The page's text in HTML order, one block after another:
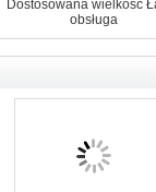
Dostosowana wielkość
obsługa